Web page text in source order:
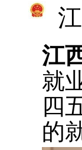
江
江
就
四
的